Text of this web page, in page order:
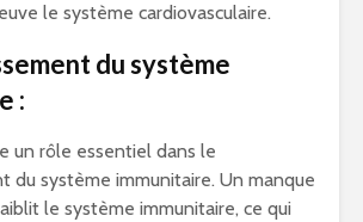
le système cardiovasculaire.
du système
:
un rôle essentiel dans le
du système immunitaire. Un manque
le système immunitaire, ce qui